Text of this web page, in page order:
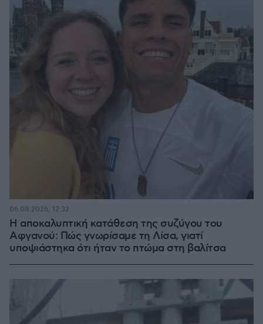
Η αποκαλυπτική κατάθεση της συζύγου του
Αφγανού: Πώς γνωρίσαμε τη Λίσα, γιατί
υποψιάστηκα ότι ήταν το πτώμα στη βαλίτσα
06.08.2026, 12:32